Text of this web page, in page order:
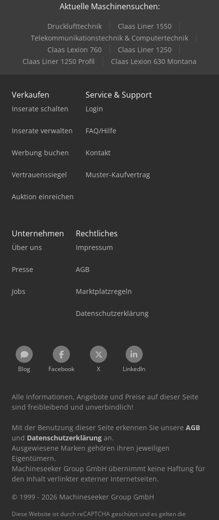
Aktuelle Maschinensuchen:
Drucklufttechnik
Claas Liner 1550
Telekommunikationstechnik & Computertechnik
Claas Lexion 760
Claas Liner 1250
Claas Liner 1250 Profil
Claas Lexion 630 Montana
Verkaufen
Inserate schalten
Inserate verwalten
Werbung buchen
Vertrauenssiegel
Auktion einreichen
Service & Support
Login
FAQ/Hilfe
Kontakt
Muster-Kaufvertrag
Unternehmen
Über uns
Presse
Jobs
Rechtliches
Impressum
AGB
Marktplatzregeln
Datenschutzerklärung
Blog Facebook X LinkedIn
Alle Informationen, Angebote und Preise auf dieser Seite
sind freibleibend und unverbindlich!
Mit der Benutzung dieser Seite erkennen Sie unsere AGB
und Datenschutzerklärung an.
Ausgewiesene Marken gehören ihren jeweiligen
Eigentümern.
Machineseeker Group GmbH übernimmt keine Haftung für
den Inhalt verlinkter externer Internetseiten.
© 1999 - 2026 Machineseeker Group GmbH
Diese Website ist durch reCAPTCHA geschützt und es gelten die